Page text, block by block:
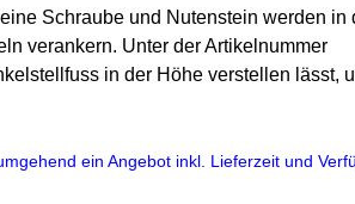
Schraube und Nutenstein werden in
verankern. Unter der Artikelnummer
in der Höhe verstellen lässt,
ein Angebot inkl. Lieferzeit und